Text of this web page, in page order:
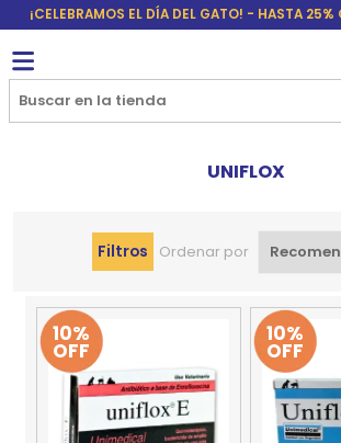
¡CELEBRAMOS EL DÍA DEL GATO! - HASTA 25%
UNIFLOX
Filtros Ordenar por
10%
OFF
10%
OFF